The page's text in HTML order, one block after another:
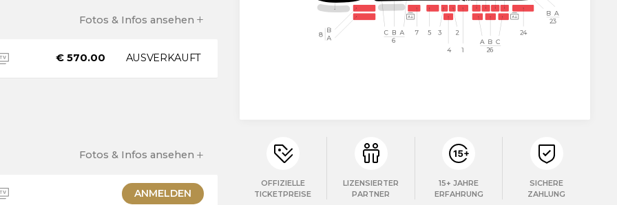
Fotos & Infos ansehen
ikonischsten
diese Tribüne
Kurve
auf etwa 200
Die Tribüne ist
€ 570.00 AUSVERKAUFT
Fotos & Infos ansehen
Monza in
ANMELDEN
OFFIZIELLE
TICKETPREISE
LIZENSIERTER
PARTNER
15+ JAHRE
ERFAHRUNG
SICHERE
ZAHLUNG